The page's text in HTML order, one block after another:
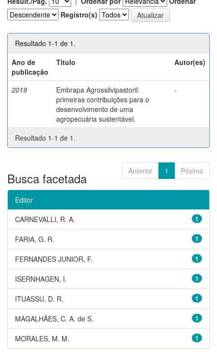
Registro(s)
Resultado 1-1 de 1.
Ano de
publicação
Título Autor(es)
2019
Embrapa Agrossilvipastoril:
primeiras contribuições para o
desenvolvimento de uma
agropecuária sustentável.
-
Resultado 1-1 de 1.
Anterior 1 Póximo
Busca facetada
Editor
1
CARNEVALLI, R. A.
1
FARIA, G. R.
1
FERNANDES JUNIOR, F.
1
ISERNHAGEN, I.
1
ITUASSU, D. R.
1
MAGALHÃES, C. A. de S.
1
MORALES, M. M.